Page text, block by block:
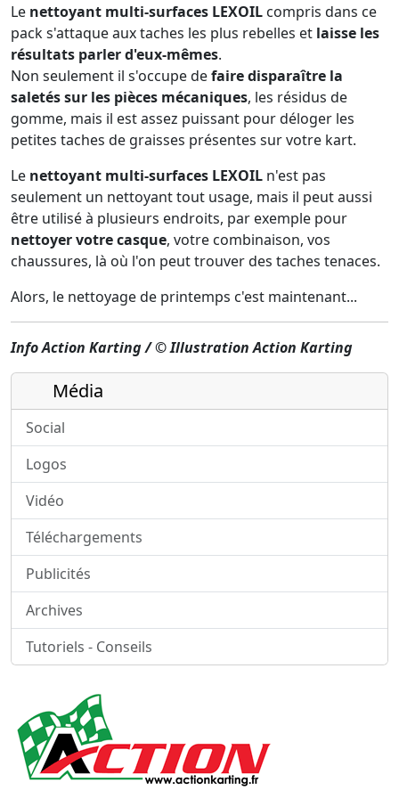
Le nettoyant multi-surfaces LEXOIL compris dans ce
pack s'attaque aux taches les plus rebelles et laisse les
résultats parler d'eux-mêmes.
Non seulement il s'occupe defaire disparaître la
saletés sur les pièces mécaniques, les résidus de
gomme, mais il est assez puissant pour déloger les
petites taches de graisses présentes sur votre kart.
Le nettoyant multi-surfaces LEXOIL n'est pas
seulement un nettoyant tout usage, mais il peut aussi
être utilisé à plusieurs endroits, par exemple pour
nettoyer votre casque, votre combinaison, vos
chaussures, là où l'on peut trouver des taches tenaces.
Alors, le nettoyage de printemps c'est maintenant...
Info Action Karting / © Illustration Action Karting
Média
Social
Logos
Vidéo
Téléchargements
Publicités
Archives
Tutoriels - Conseils